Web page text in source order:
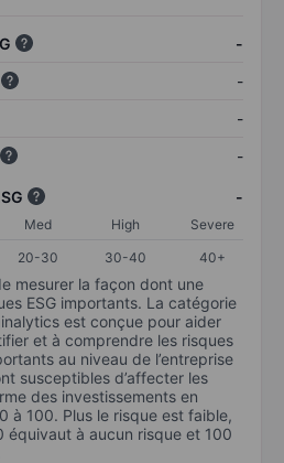
-
-
-
-
-
Med High
Severe
20-30 30-40 40+
mesurer la façon dont une
ESG importants. La catégorie
est conçue pour aider
et à comprendre les risques
au niveau de l’entreprise
susceptibles d’affecter les
des investissements en
à 100. Plus le risque est faible,
équivaut à aucun risque et 100